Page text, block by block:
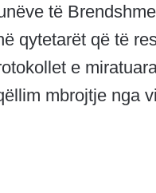
të
qytetarët që të
e
mbrojtje nga